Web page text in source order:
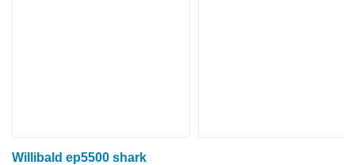
Willibald ep5500 shark